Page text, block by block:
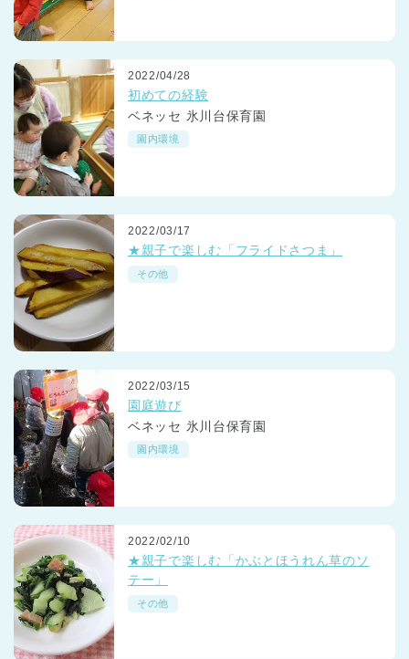
2022/04/28
初めての経験
ベネッセ 氷川台保育園
園内環境
2022/03/17
★親子で楽しむ「フライドさつま」
その他
2022/03/15
園庭遊び
ベネッセ 氷川台保育園
園内環境
2022/02/10
★親子で楽しむ「かぶとほうれん草のソ
テー」
その他